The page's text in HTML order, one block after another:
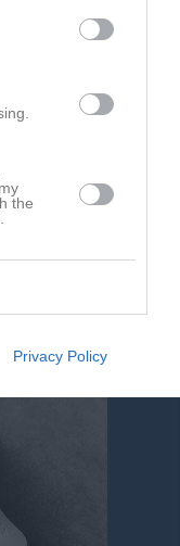
the
Privacy Policy